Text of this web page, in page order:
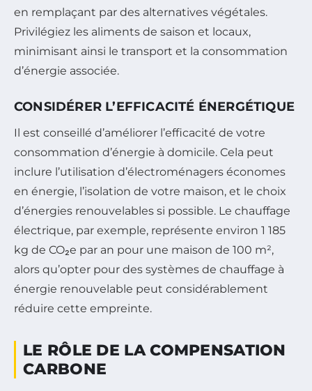
en remplaçant par des alternatives végétales.
Privilégiez les aliments de saison et locaux,
minimisant ainsi le transport et la consommation
d’énergie associée.
CONSIDÉRER L’EFFICACITÉ ÉNERGÉTIQUE
Il est conseillé d’améliorer l’efficacité de votre
consommation d’énergie à domicile. Cela peut
inclure l’utilisation d’électroménagers économes
en énergie, l’isolation de votre maison, et le choix
d’énergies renouvelables si possible. Le chauffage
électrique, par exemple, représente environ 1 185
kg de CO₂e par an pour une maison de 100 m²,
alors qu’opter pour des systèmes de chauffage à
énergie renouvelable peut considérablement
réduire cette empreinte.
LE RÔLE DE LA COMPENSATION
CARBONE